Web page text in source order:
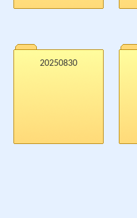
20250830